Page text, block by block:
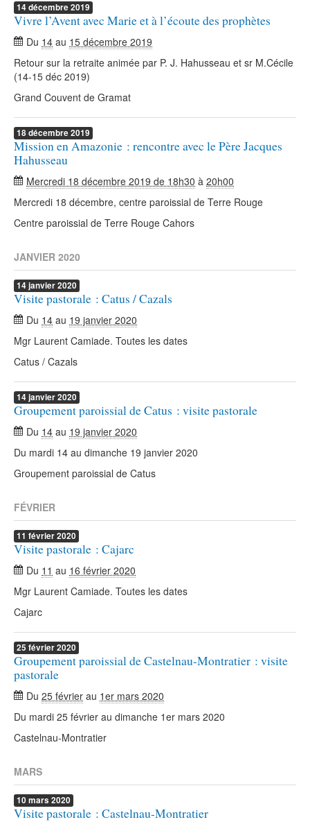
14décembre2019
Vivre l’Avent avec Marie et à l’écoute des prophètes
Du 14 au 15 décembre 2019
Retour sur la retraite animée par P. J. Hahusseau et sr M.Cécile
(14-15 déc 2019)
Grand Couvent de Gramat
18décembre2019
Mission en Amazonie : rencontre avec le Père Jacques
Hahusseau
Mercredi 18 décembre 2019 de 18h30 à 20h00
Mercredi 18 décembre, centre paroissial de Terre Rouge
Centre paroissial de Terre Rouge Cahors
JANVIER 2020
14janvier2020
Visite pastorale : Catus / Cazals
Du 14 au 19 janvier 2020
Mgr Laurent Camiade. Toutes les dates
Catus / Cazals
14janvier2020
Groupement paroissial de Catus : visite pastorale
Du 14 au 19 janvier 2020
Du mardi 14 au dimanche 19 janvier 2020
Groupement paroissial de Catus
FÉVRIER
11 février2020
Visite pastorale : Cajarc
Du 11 au 16 février 2020
Mgr Laurent Camiade. Toutes les dates
Cajarc
25 février2020
Groupement paroissial de Castelnau-Montratier : visite
pastorale
Du 25 février au 1er mars 2020
Du mardi 25 février au dimanche 1er mars 2020
Castelnau-Montratier
MARS
10 mars 2020
Visite pastorale : Castelnau-Montratier